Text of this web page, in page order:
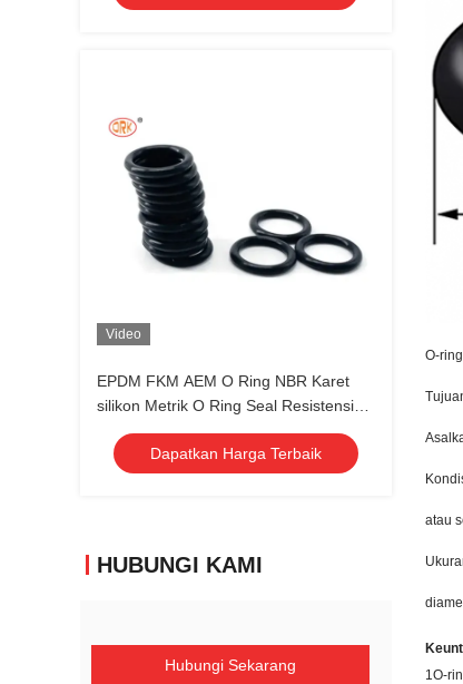
Video
EPDM FKM AEM O Ring NBR Karet
silikon Metrik O Ring Seal Resistensi
kimia
Dapatkan Harga Terbaik
HUBUNGI KAMI
Hubungi Sekarang
O-
atau
1O-